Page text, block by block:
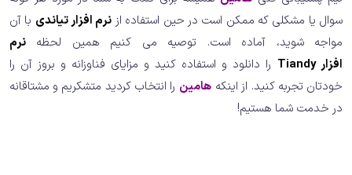
سوال یا مشکلی که ممکن است در حین استفاده از نرم افزار تیاندی با آن
مواجه شوید، آماده است. توصیه می کنیم همین لحظه نرم
افزار Tiandy
را دانلود و استفاده کنید و مزایای فناوزانه و بروز آن را
خودتان تجربه کنید. از اینکه هامین را انتخاب کردید متشکریم و مشتاقانه
در خدمت شما هستیم!